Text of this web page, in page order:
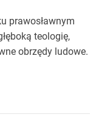
prawosławnym
teologię,
obrzędy ludowe.